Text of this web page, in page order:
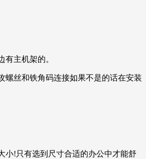
主机架的。
螺丝和铁角码连接如果不是的话在安装
小!只有选到尺寸合适的办公中才能舒